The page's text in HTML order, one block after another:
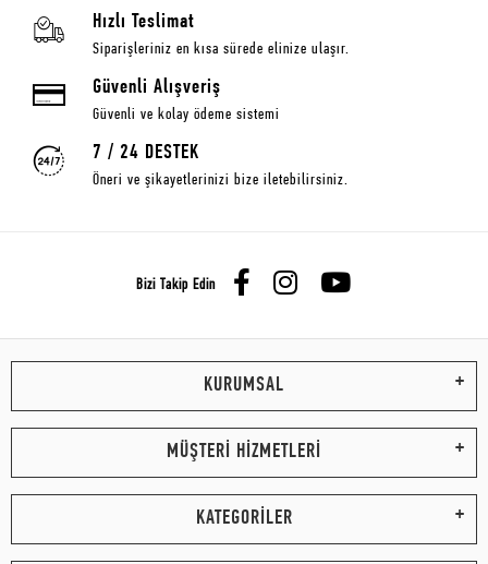
Hızlı Teslimat
Siparişleriniz en kısa sürede elinize ulaşır.
Güvenli Alışveriş
Güvenli ve kolay ödeme sistemi
7 / 24 DESTEK
Öneri ve şikayetlerinizi bize iletebilirsiniz.
Bizi Takip Edin
KURUMSAL
MÜŞTERİ HİZMETLERİ
KATEGORİLER